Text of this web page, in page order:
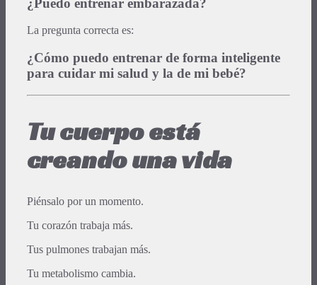
La pregunta correcta es:
¿Cómo puedo entrenar de forma inteligente
para cuidar mi salud y la de mi bebé?
Tu cuerpo está
creando una vida
Piénsalo por un momento.
Tu corazón trabaja más.
Tus pulmones trabajan más.
Tu metabolismo cambia.